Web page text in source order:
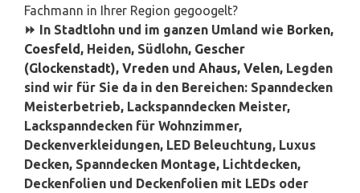
Fachmann in Ihrer Region gegoogelt?
⏩ In Stadtlohn und im ganzen Umland wie Borken,
Coesfeld, Heiden, Südlohn, Gescher
(Glockenstadt), Vreden und Ahaus, Velen, Legden
sind wir für Sie da in den Bereichen: Spanndecken
Meisterbetrieb, Lackspanndecken Meister,
Lackspanndecken für Wohnzimmer,
Deckenverkleidungen, LED Beleuchtung, Luxus
Decken, Spanndecken Montage, Lichtdecken,
Deckenfolien und Deckenfolien mit LEDs oder